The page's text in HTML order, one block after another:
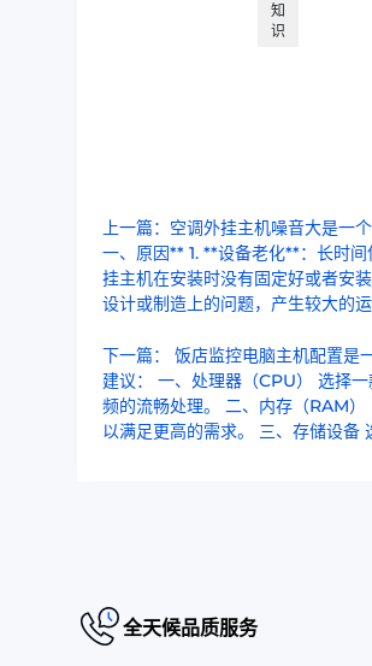
知
识
上一篇：空调外挂主机噪音大是一
一、原因** 1. **设备老化**：长时
挂主机在安装时没有固定好或者安
设计或制造上的问题，产生较大的
下一篇： 饭店监控电脑主机配置是
建议： 一、处理器（CPU） 选择
频的流畅处理。 二、内存（RAM
以满足更高的需求。 三、存储设
全天候品质服务